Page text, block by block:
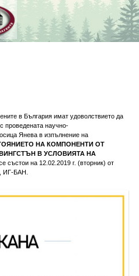
в България имат удоволствието да
проведената научно-
Янева в изпълнение на
НА КОМПОНЕНТИ ОТ
В УСЛОВИЯТА НА
състои на 12.02.2019 г. (вторник) от
ИГ-БАН.